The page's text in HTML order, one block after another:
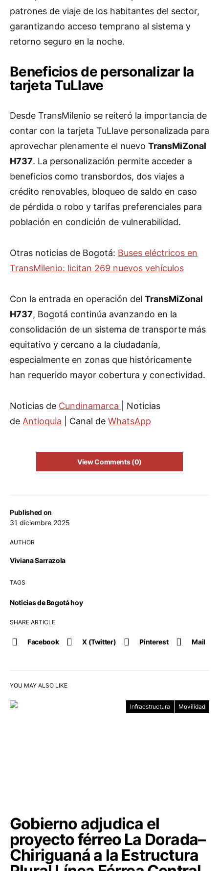
Published on
31 diciembre 2025
AUTHOR
Viviana Sarrazola
TAGS
Noticias de Bogotá hoy
SHARE ARTICLE
Facebook X (Twitter) Pinterest Mail
patrones de viaje de los habitantes del sector,
garantizando acceso temprano al sistema y
retorno seguro en la noche.
Beneficios de personalizar la
tarjeta TuLlave
Desde TransMilenio se reiteró la importancia de
contar con la tarjeta TuLlave personalizada para
aprovechar plenamente el nuevo TransMiZonal
H737. La personalización permite acceder a
beneficios como transbordos, dos viajes a
crédito renovables, bloqueo de saldo en caso
de pérdida o robo y tarifas preferenciales para
población en condición de vulnerabilidad.
Otras noticias de Bogotá: Buses eléctricos en
TransMilenio: licitan 269 nuevos vehículos
Con la entrada en operación del TransMiZonal
H737, Bogotá continúa avanzando en la
consolidación de un sistema de transporte más
equitativo y cercano a la ciudadanía,
especialmente en zonas que históricamente
han requerido mayor cobertura y conectividad.
Noticias de Cundinamarca
| Noticias
de Antioquia | Canal de WhatsApp
View Comments (0)
YOU MAY ALSO LIKE
Infraestructura Movilidad
Gobierno adjudica el
proyecto férreo La Dorada–
Chiriguaná a la Estructura